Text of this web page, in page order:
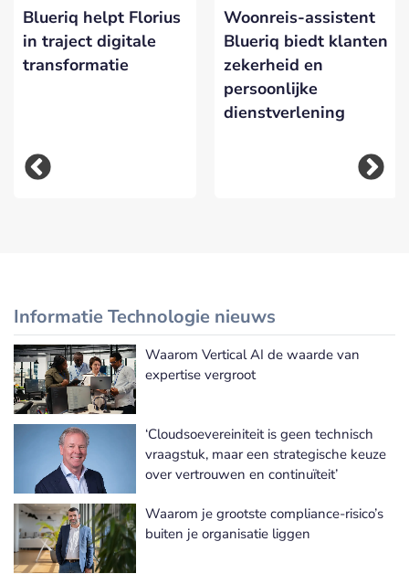
Blueriq helpt Florius
in traject digitale
transformatie
Woonreis-assistent
Blueriq biedt klanten
zekerheid en
persoonlijke
dienstverlening
Informatie Technologie nieuws
Meer Informatie Technologie nieuws
Waarom Vertical AI de waarde van
expertise vergroot
‘Cloudsoevereiniteit is geen technisch
vraagstuk, maar een strategische keuze
over vertrouwen en continuïteit’
Waarom je grootste compliance-risico’s
buiten je organisatie liggen